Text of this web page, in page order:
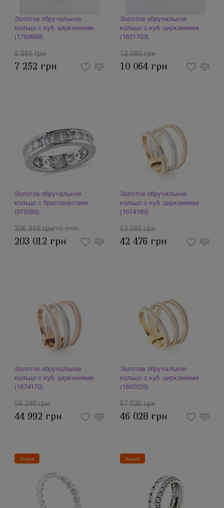
Золотое обручальное
кольцо с куб. циркониями
(1793699)
9 065 грн
7 252 грн
Золотое обручальное
кольцо с куб. циркониями
(1621703)
12 580 грн
10 064 грн
Золотое обручальное
кольцо с бриллиантами
(075095)
под заказ
336 999 грн
203 012 грн
Золотое обручальное
кольцо с куб. циркониями
(1674169)
53 095 грн
42 476 грн
Золотое обручальное
кольцо с куб. циркониями
(1674170)
56 240 грн
44 992 грн
Золотое обручальное
кольцо с куб. циркониями
(1692526)
57 535 грн
46 028 грн
Акция Акция